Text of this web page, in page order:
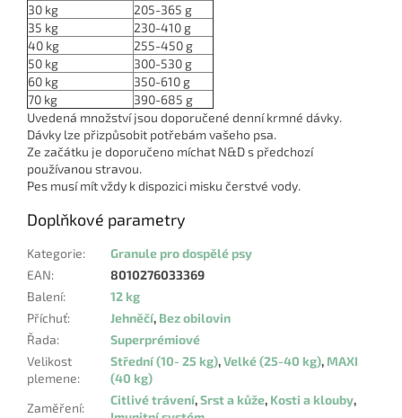
30 kg
205-365 g
35 kg
230-410 g
40 kg
255-450 g
50 kg
300-530 g
60 kg
350-610 g
70 kg
390-685 g
Uvedená množství jsou doporučené denní krmné dávky.
Dávky lze přizpůsobit potřebám vašeho psa.
Ze začátku je doporučeno míchat N&D s předchozí
používanou stravou.
Pes musí mít vždy k dispozici misku čerstvé vody.
Doplňkové parametry
Kategorie:
Granule pro dospělé psy
EAN:
8010276033369
Balení:
12 kg
Příchuť: Jehněčí, Bez obilovin
Řada:
Superprémiové
Velikost
plemene:
Střední (10- 25 kg),Velké (25-40 kg), MAXI
(40 kg)
Zaměření:
Citlivé trávení,Srst a kůže, Kosti a klouby,